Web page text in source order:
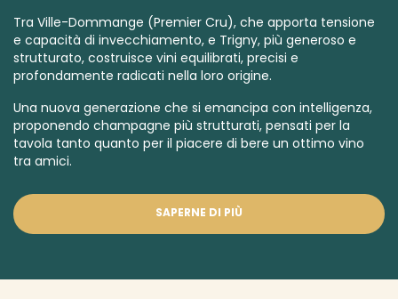
Tra Ville-Dommange (Premier Cru), che apporta tensione
e capacità di invecchiamento, e Trigny, più generoso e
strutturato, costruisce vini equilibrati, precisi e
profondamente radicati nella loro origine.
Una nuova generazione che si emancipa con intelligenza,
proponendo champagne più strutturati, pensati per la
tavola tanto quanto per il piacere di bere un ottimo vino
tra amici.
SAPERNE DI PIÙ